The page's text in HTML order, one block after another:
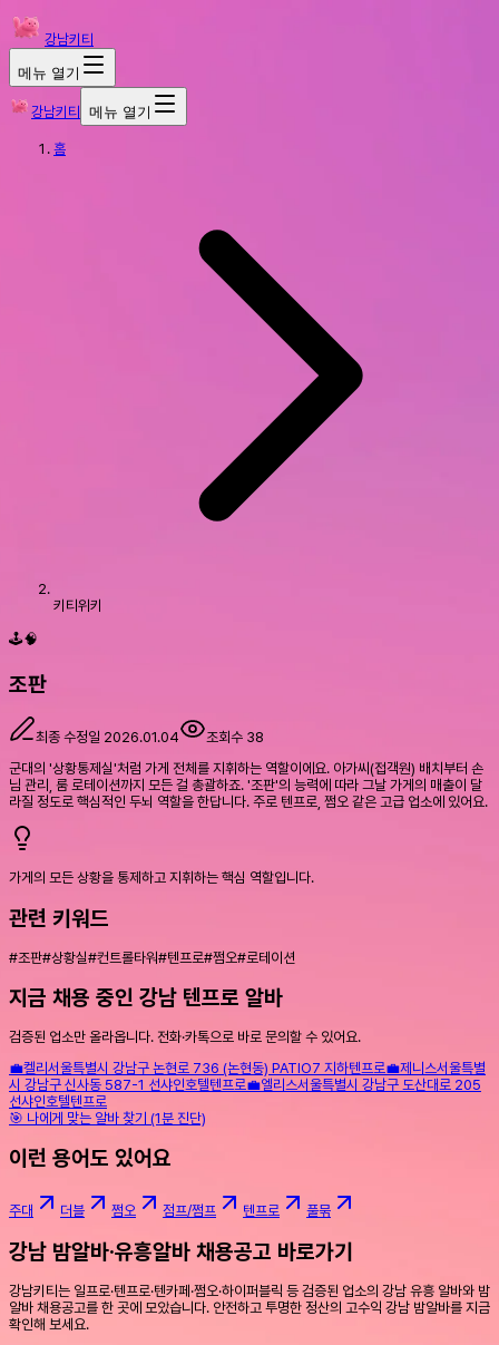
강남키티
메뉴 열기
강남키티 메뉴 열기
홈
키티위키
🕹️🧠
조판
최종 수정일 2026.01.04 조회수 38
군대의 '상황통제실'처럼 가게 전체를 지휘하는 역할이에요. 아가씨(접객원) 배치부터 손
님 관리, 룸 로테이션까지 모든 걸 총괄하죠. '조판'의 능력에 따라 그날 가게의 매출이 달
라질 정도로 핵심적인 두뇌 역할을 한답니다. 주로 텐프로, 쩜오 같은 고급 업소에 있어요.
가게의 모든 상황을 통제하고 지휘하는 핵심 역할입니다.
관련 키워드
#조판#상황실#컨트롤타워#텐프로#쩜오#로테이션
지금 채용 중인 강남 텐프로 알바
검증된 업소만 올라옵니다. 전화·카톡으로 바로 문의할 수 있어요.
💼켈리 서울특별시 강남구 논현로 736 (논현동) PATIO7 지하텐프로💼제니스서울특별
시 강남구 신사동 587-1 선샤인호텔텐프로💼엘리스서울특별시 강남구 도산대로 205
선샤인호텔텐프로
🎯 나에게 맞는 알바 찾기 (1분 진단)
이런 용어도 있어요
주대 더블 쩜오 점프/쩜프 텐프로 풀묶
강남 밤알바·유흥알바 채용공고 바로가기
강남키티는 일프로·텐프로·텐카페·쩜오·하이퍼블릭 등 검증된 업소의 강남 유흥 알바와 밤
알바 채용공고를 한 곳에 모았습니다. 안전하고 투명한 정산의 고수익 강남 밤알바를 지금
확인해 보세요.